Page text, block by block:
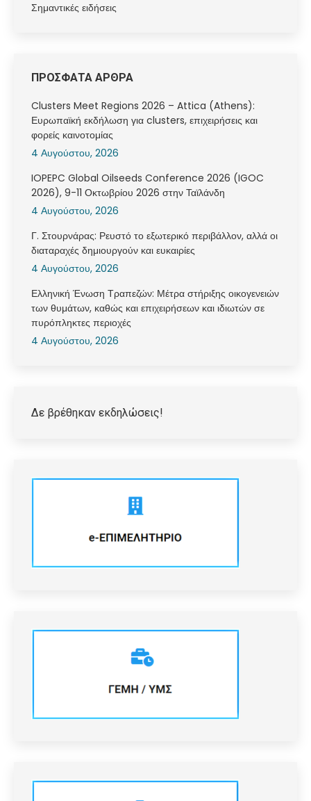
Σημαντικές ειδήσεις
ΠΡΟΣΦΑΤΑ ΑΡΘΡΑ
Clusters Meet Regions 2026 – Attica (Athens):
Ευρωπαϊκή εκδήλωση για clusters, επιχειρήσεις και
φορείς καινοτομίας
4 Αυγούστου, 2026
IOPEPC Global Oilseeds Conference 2026 (IGOC
2026), 9-11 Οκτωβρίου 2026 στην Ταϊλάνδη
4 Αυγούστου, 2026
Γ. Στουρνάρας: Ρευστό το εξωτερικό περιβάλλον, αλλά οι
διαταραχές δημιουργούν και ευκαιρίες
4 Αυγούστου, 2026
Ελληνική Ένωση Τραπεζών: Μέτρα στήριξης οικογενειών
των θυμάτων, καθώς και επιχειρήσεων και ιδιωτών σε
πυρόπληκτες περιοχές
4 Αυγούστου, 2026
Δε βρέθηκαν εκδηλώσεις!